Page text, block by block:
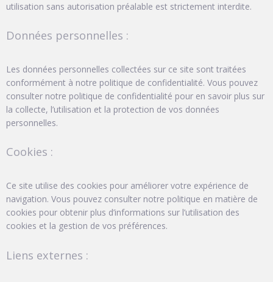
utilisation sans autorisation préalable est strictement interdite.
Données personnelles :
Les données personnelles collectées sur ce site sont traitées
conformément à notre politique de confidentialité. Vous pouvez
consulter notre politique de confidentialité pour en savoir plus sur
la collecte, l’utilisation et la protection de vos données
personnelles.
Cookies :
Ce site utilise des cookies pour améliorer votre expérience de
navigation. Vous pouvez consulter notre politique en matière de
cookies pour obtenir plus d’informations sur l’utilisation des
cookies et la gestion de vos préférences.
Liens externes :